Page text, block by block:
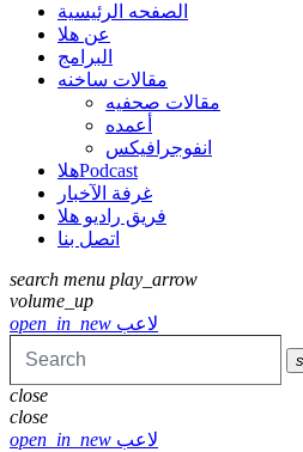
الصفحه الرئيسية
عن هلا
البرامج
مقالات ساخنه
مقالات صحفيه
أعمده
انفوجرافيكس
هلاPodcast
غرفة الآخبار
فريق راديو هلا
اتصل بنا
search menu play_arrow
volume_up
open_in_new لاعب
close
close
open_in_new لاعب